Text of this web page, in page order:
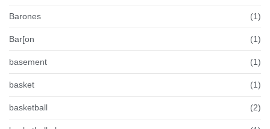
Barones (1)
Bar[on (1)
basement (1)
basket (1)
basketball (2)